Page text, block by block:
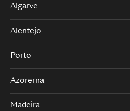
Algarve
Alentejo
Porto
Azorerna
Madeira